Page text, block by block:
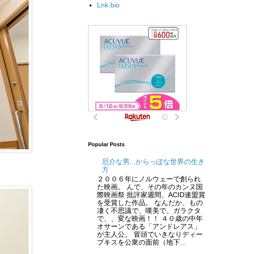
Lnk.bio
Popular Posts
厄介な男...からっぽな世界の生き
方
２００６年にノルウェーで創られ
た映画。 んで、その年のカンヌ国
際映画祭 批評家週間、ACID連盟賞
を受賞した作品。 なんだか、もの
凄く不思議で、嘆美で、ガラクタ
で、、変な映画！！ ４０歳の中年
オサーンである「アンドレアス」
が主人公。 冒頭でいきなりディー
プキスを公衆の面前（地下...